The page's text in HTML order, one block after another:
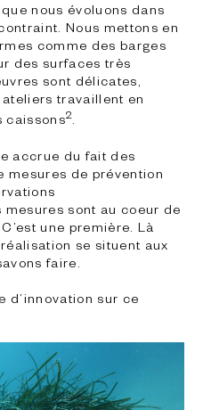
nous évoluons dans
Nous mettons en
comme des barges
des surfaces très
sont délicates,
travaillent en
caissons2.
accrue du fait des
mesures de prévention
sont au coeur de
une première. Là
se situent aux
faire.
d’innovation sur ce